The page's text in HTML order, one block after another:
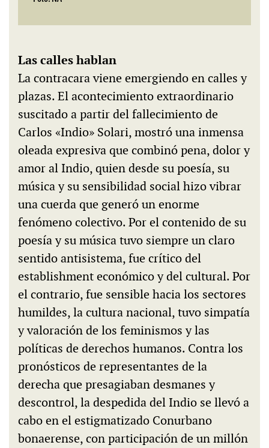
Las calles hablan
La contracara viene emergiendo en calles y
plazas. El acontecimiento extraordinario
suscitado a partir del fallecimiento de
Carlos «Indio» Solari, mostró una inmensa
oleada expresiva que combinó pena, dolor y
amor al Indio, quien desde su poesía, su
música y su sensibilidad social hizo vibrar
una cuerda que generó un enorme
fenómeno colectivo. Por el contenido de su
poesía y su música tuvo siempre un claro
sentido antisistema, fue crítico del
establishment económico y del cultural. Por
el contrario, fue sensible hacia los sectores
humildes, la cultura nacional, tuvo simpatía
y valoración de los feminismos y las
políticas de derechos humanos. Contra los
pronósticos de representantes de la
derecha que presagiaban desmanes y
descontrol, la despedida del Indio se llevó a
cabo en el estigmatizado Conurbano
bonaerense, con participación de un millón